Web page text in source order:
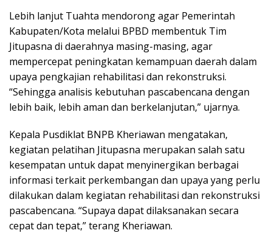
Lebih lanjut Tuahta mendorong agar Pemerintah
Kabupaten/Kota melalui BPBD membentuk Tim
Jitupasna di daerahnya masing-masing, agar
mempercepat peningkatan kemampuan daerah dalam
upaya pengkajian rehabilitasi dan rekonstruksi.
“Sehingga analisis kebutuhan pascabencana dengan
lebih baik, lebih aman dan berkelanjutan,” ujarnya.
Kepala Pusdiklat BNPB Kheriawan mengatakan,
kegiatan pelatihan Jitupasna merupakan salah satu
kesempatan untuk dapat menyinergikan berbagai
informasi terkait perkembangan dan upaya yang perlu
dilakukan dalam kegiatan rehabilitasi dan rekonstruksi
pascabencana. “Supaya dapat dilaksanakan secara
cepat dan tepat,” terang Kheriawan.